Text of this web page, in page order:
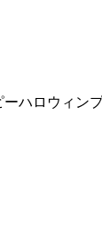
ーハロウィン